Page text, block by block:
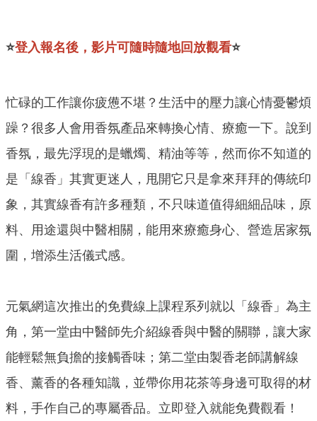
⭐登入報名後，影片可隨時隨地回放觀看⭐
忙碌的工作讓你疲憊不堪？生活中的壓力讓心情憂鬱煩
躁？很多人會用香氛產品來轉換心情、療癒一下。說到
香氛，最先浮現的是蠟燭、精油等等，然而你不知道的
是「線香」其實更迷人，甩開它只是拿來拜拜的傳統印
象，其實線香有許多種類，不只味道值得細細品味，原
料、用途還與中醫相關，能用來療癒身心、營造居家氛
圍，增添生活儀式感。
元氣網這次推出的免費線上課程系列就以「線香」為主
角，第一堂由中醫師先介紹線香與中醫的關聯，讓大家
能輕鬆無負擔的接觸香味；第二堂由製香老師講解線
香、薰香的各種知識，並帶你用花茶等身邊可取得的材
料，手作自己的專屬香品。立即登入就能免費觀看！